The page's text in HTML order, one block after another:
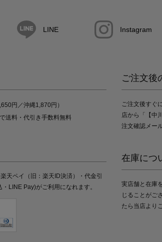
LINE Instagram
円／沖縄1,870円）
送料・代引き手数料無料
天ペイ（旧：楽天ID決済）・代金引
LINE Pay)がご利用になれます。
ご注文後
ご注文後すぐ
店から「【中
注文確認メー
在庫につ
実店舗と在庫
じることがご
たら当店より